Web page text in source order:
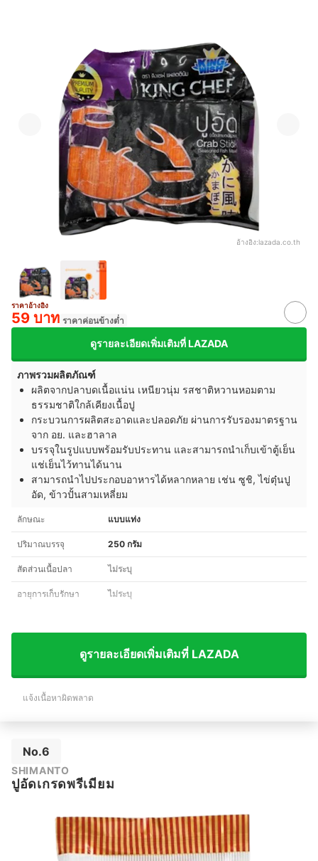
อ้างอิง:lazada.co.th
ราคาอ้างอิง
59 บาท ราคาค่อนข้างต่ำ
ดูรายละเอียดเพิ่มเติมที่ LAZADA
ภาพรวมผลิตภัณฑ์
ผลิตจากปลาบดเนื้อแน่น เหนียวนุ่ม รสชาติหวานหอมตาม
ธรรมชาติใกล้เคียงเนื้อปู
กระบวนการผลิตสะอาดและปลอดภัย ผ่านการรับรองมาตรฐาน
จาก อย. และฮาลาล
บรรจุในรูปแบบพร้อมรับประทาน และสามารถนำเก็บเข้าตู้เย็น
แช่เย็นไว้ทานได้นาน
สามารถนำไปประกอบอาหารได้หลากหลาย เช่น ซูชิ, ไข่ตุ๋นปู
อัด, ข้าวปั้นสามเหลี่ยม
ลักษณะ แบบแท่ง
ปริมาณบรรจุ 250 กรัม
สัดส่วนเนื้อปลา ไม่ระบุ
อายุการเก็บรักษา ไม่ระบุ
ดูรายละเอียดเพิ่มเติมที่ LAZADA
แจ้งเนื้อหาผิดพลาด
No.6
SHIMANTO
ปูอัดเกรดพรีเมียม